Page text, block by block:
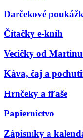
Darčekové
Čítačky e-kníh
Vecičky od
Káva, čaj a
Hrnčeky a fľaše
Papiernictvo
Zápisníky a